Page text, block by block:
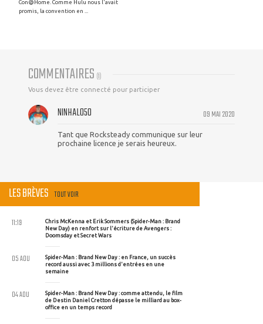
Con@Home. Comme Hulu nous l'avait
promis, la convention en ...
COMMENTAIRES (1)
Vous devez être connecté pour participer
09 MAI 2020
NINHALO50
Tant que Rocksteady communique sur leur
prochaine licence je serais heureux.
LES BRÈVES TOUT VOIR
Chris McKenna et Erik Sommers (Spider-Man : Brand
New Day) en renfort sur l'écriture de Avengers :
Doomsday et Secret Wars
11:19
Spider-Man : Brand New Day : en France, un succès
record aussi avec 3 millions d'entrées en une
semaine
05 AOU
Spider-Man : Brand New Day : comme attendu, le film
de Destin Daniel Cretton dépasse le milliard au box-
office en un temps record
04 AOU